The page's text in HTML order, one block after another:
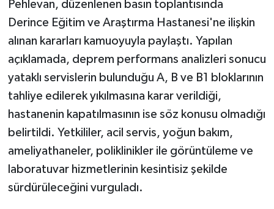
Pehlevan, düzenlenen basın toplantısında
Derince Eğitim ve Araştırma Hastanesi'ne ilişkin
alınan kararları kamuoyuyla paylaştı. Yapılan
açıklamada, deprem performans analizleri sonucu
yataklı servislerin bulunduğu A, B ve B1 bloklarının
tahliye edilerek yıkılmasına karar verildiği,
hastanenin kapatılmasının ise söz konusu olmadığı
belirtildi. Yetkililer, acil servis, yoğun bakım,
ameliyathaneler, poliklinikler ile görüntüleme ve
laboratuvar hizmetlerinin kesintisiz şekilde
sürdürüleceğini vurguladı.